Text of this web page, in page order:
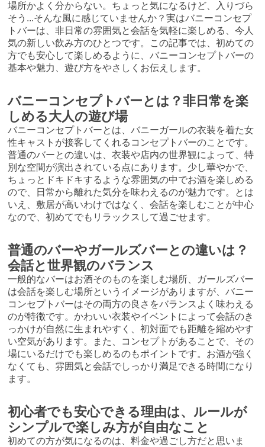
場所かよく分からない。ちょっと気になるけど、入りづら
そう...そんな風に感じていませんか？実はバニーコンセプ
トバーは、非日常の雰囲気と会話を気軽に楽しめる、今人
気の新しい飲み方のひとつです。この記事では、初めての
方でも安心して楽しめるように、バニーコンセプトバーの
基本や魅力、遊び方をやさしくお伝えします。
バニーコンセプトバーとは？非日常を楽
しめる大人の遊び場
バニーコンセプトバーとは、バニーガールの衣装を着た女
性キャストが接客してくれるコンセプトバーのことです。
普通のバーとの違いは、衣装や店内の世界観によって、特
別な空間が演出されている点にあります。少し華やかで、
ちょっとドキドキするような雰囲気の中でお酒を楽しめる
ので、日常から離れた気分を味わえるのが魅力です。とは
いえ、敷居が高いわけではなく、会話を楽しむことが中心
なので、初めてでもリラックスして過ごせます。
普通のバーやガールズバーとの違いは？
会話と世界観のバランス
一般的なバーはお酒そのものを楽しむ場所、ガールズバー
は会話を楽しむ場所というイメージがありますが、バニー
コンセプトバーはその両方の良さをバランスよく味わえる
のが特徴です。かわいい衣装やイベントによって会話のき
っかけが自然に生まれやすく、初対面でも距離を縮めやす
い空気があります。また、コンセプトがあることで、その
場にいるだけでも楽しめるのもポイントです。お酒が強く
なくても、雰囲気と会話でしっかり満足できる時間になり
ます。
初心者でも安心できる理由は、ルールが
シンプルで楽しみ方が自由なこと
初めての方が気になるのは、料金や過ごし方だと思いま